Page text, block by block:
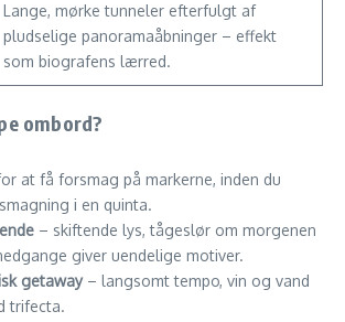
Lange, mørke tunneler efterfulgt af
pludselige panorama­åbninger – effekt
som biografens lærred.
ombord?
at få forsmag på markerne, inden du
i en quinta.
– skiftende lys, tågeslør om morgenen
giver uendelige motiver.
getaway– langsomt tempo, vin og vand
trifecta.